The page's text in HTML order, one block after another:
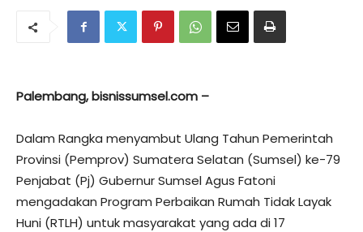
Palembang, bisnissumsel.com –
Dalam Rangka menyambut Ulang Tahun Pemerintah
Provinsi (Pemprov) Sumatera Selatan (Sumsel) ke-79
Penjabat (Pj) Gubernur Sumsel Agus Fatoni
mengadakan Program Perbaikan Rumah Tidak Layak
Huni (RTLH) untuk masyarakat yang ada di 17